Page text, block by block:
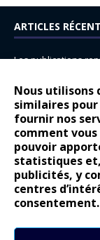
Nous utilisons
similaires
fournir nos
comment
pouvoir
statistiques
publicités, y
centres
consentement.
ARTICLES
Les publications
14 juillet : nouveau
Renault Espace :
Peugeot E-208 GTi
COMMENTAIRES
Bernard Dardart
Gilly